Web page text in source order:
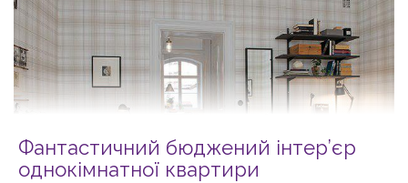
Фантастичний бюджений інтер’єр
однокімнатної квартири